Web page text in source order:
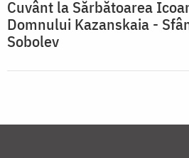
Cuvânt la Sărbătoarea
Domnului Kazanskaia -
Sobolev